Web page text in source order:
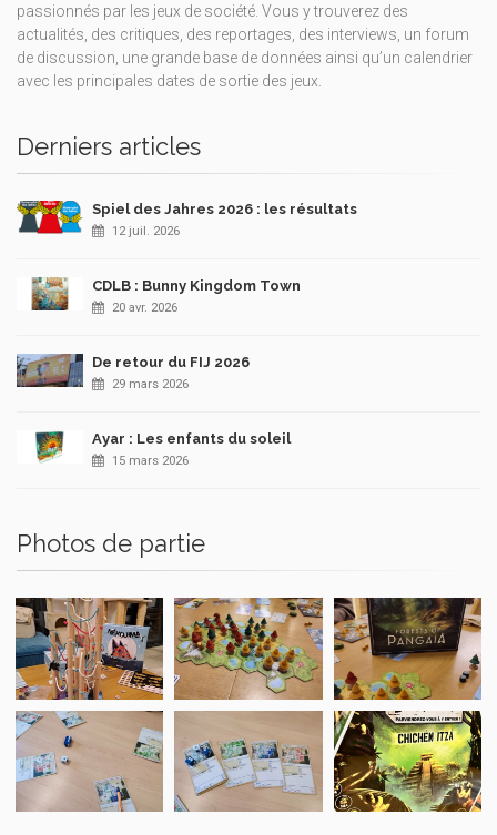
passionnés par les jeux de société. Vous y trouverez des
actualités, des critiques, des reportages, des interviews, un forum
de discussion, une grande base de données ainsi qu’un calendrier
avec les principales dates de sortie des jeux.
Derniers articles
Spiel des Jahres 2026 : les résultats
12 juil. 2026
CDLB : Bunny Kingdom Town
20 avr. 2026
De retour du FIJ 2026
29 mars 2026
Ayar : Les enfants du soleil
15 mars 2026
Photos de partie